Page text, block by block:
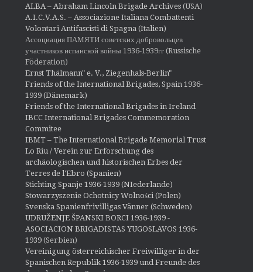
ALBA – Abraham Lincoln Brigade Archives(USA)
A.I.C.V.A.S. – Associazione Italiana Combattenti
Volontari Antifascisti di Spagna (Italien)
Ассоциация ПАМЯТИ советских добровольцев
участников испанской войны 1936-1939гг (Russische
Föderation)
Ernst Thälmann" e. V., Ziegenhals-Berlin"
Friends of the International Brigades, Spain 1936-
1939 (Dänemark)
Friends of the International Brigades in Ireland
IBCC International Brigades Commemoration
Commitee
IBMT – The International Brigade Memorial Trust
Lo Riu / Verein zur Erforschung des
archäologischen und historischen Erbes der
Terres de l'Ebro (Spanien)
Stichting Spanje 1936-1939 (NIederlande)
Stowarzyszenie Ochotnicy Wolności (Polen)
Svenska Spanienfrivilligas Vänner (Schweden)
UDRUŽENJE ŠPANSKI BORCI 1936-1939 -
ASOCIACION BRIGADISTAS YUGOSLAVOS 1936-
1939(Serbien)
Vereinigung österreichischer Freiwilliger in der
Spanischen Republik 1936-1939 und Freunde des